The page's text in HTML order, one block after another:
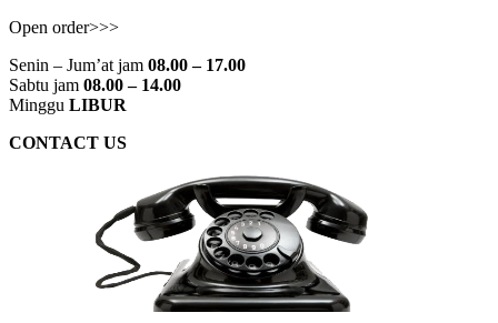
Open order>>>
Senin – Jum’at jam 08.00 – 17.00
Sabtu jam 08.00 – 14.00
Minggu LIBUR
CONTACT US